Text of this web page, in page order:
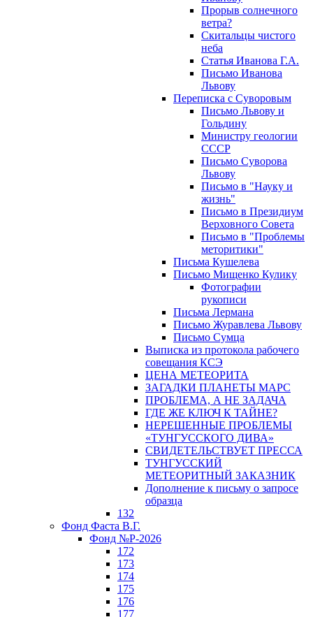
Прорыв солнечного
ветра?
Скитальцы чистого
неба
Статья Иванова Г.А.
Письмо Иванова
Львову
Переписка с Суворовым
Письмо Львову и
Гольдину
Министру геологии
СССР
Письмо Суворова
Львову
Письмо в "Науку и
жизнь"
Письмо в Президиум
Верховного Совета
Письмо в "Проблемы
меторитики"
Письма Кушелева
Письмо Мищенко Кулику
Фотографии
рукописи
Письма Лермана
Письмо Журавлева Львову
Письмо Сумца
Выписка из протокола рабочего
совещания КСЭ
ЦЕНА МЕТЕОРИТА
ЗАГАДКИ ПЛАНЕТЫ МАРС
ПРОБЛЕМА, А НЕ ЗАДАЧА
ГДЕ ЖЕ КЛЮЧ К ТАЙНЕ?
НЕРЕШЕННЫЕ ПРОБЛЕМЫ
«ТУНГУССКОГО ДИВА»
СВИДЕТЕЛЬСТВУЕТ ПРЕССА
ТУНГУССКИЙ
МЕТЕОРИТНЫЙ ЗАКАЗНИК
Дополнение к письму о запросе
образца
132
Фонд Фаста В.Г.
Фонд №Р-2026
172
173
174
175
176
177